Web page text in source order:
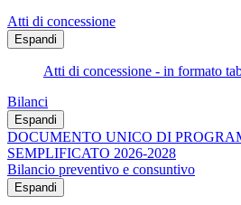
Atti di concessione
Espandi
Atti di concessione - in formato
Bilanci
Espandi
DOCUMENTO UNICO DI
SEMPLIFICATO 2026-2028
Bilancio preventivo e consuntivo
Espandi